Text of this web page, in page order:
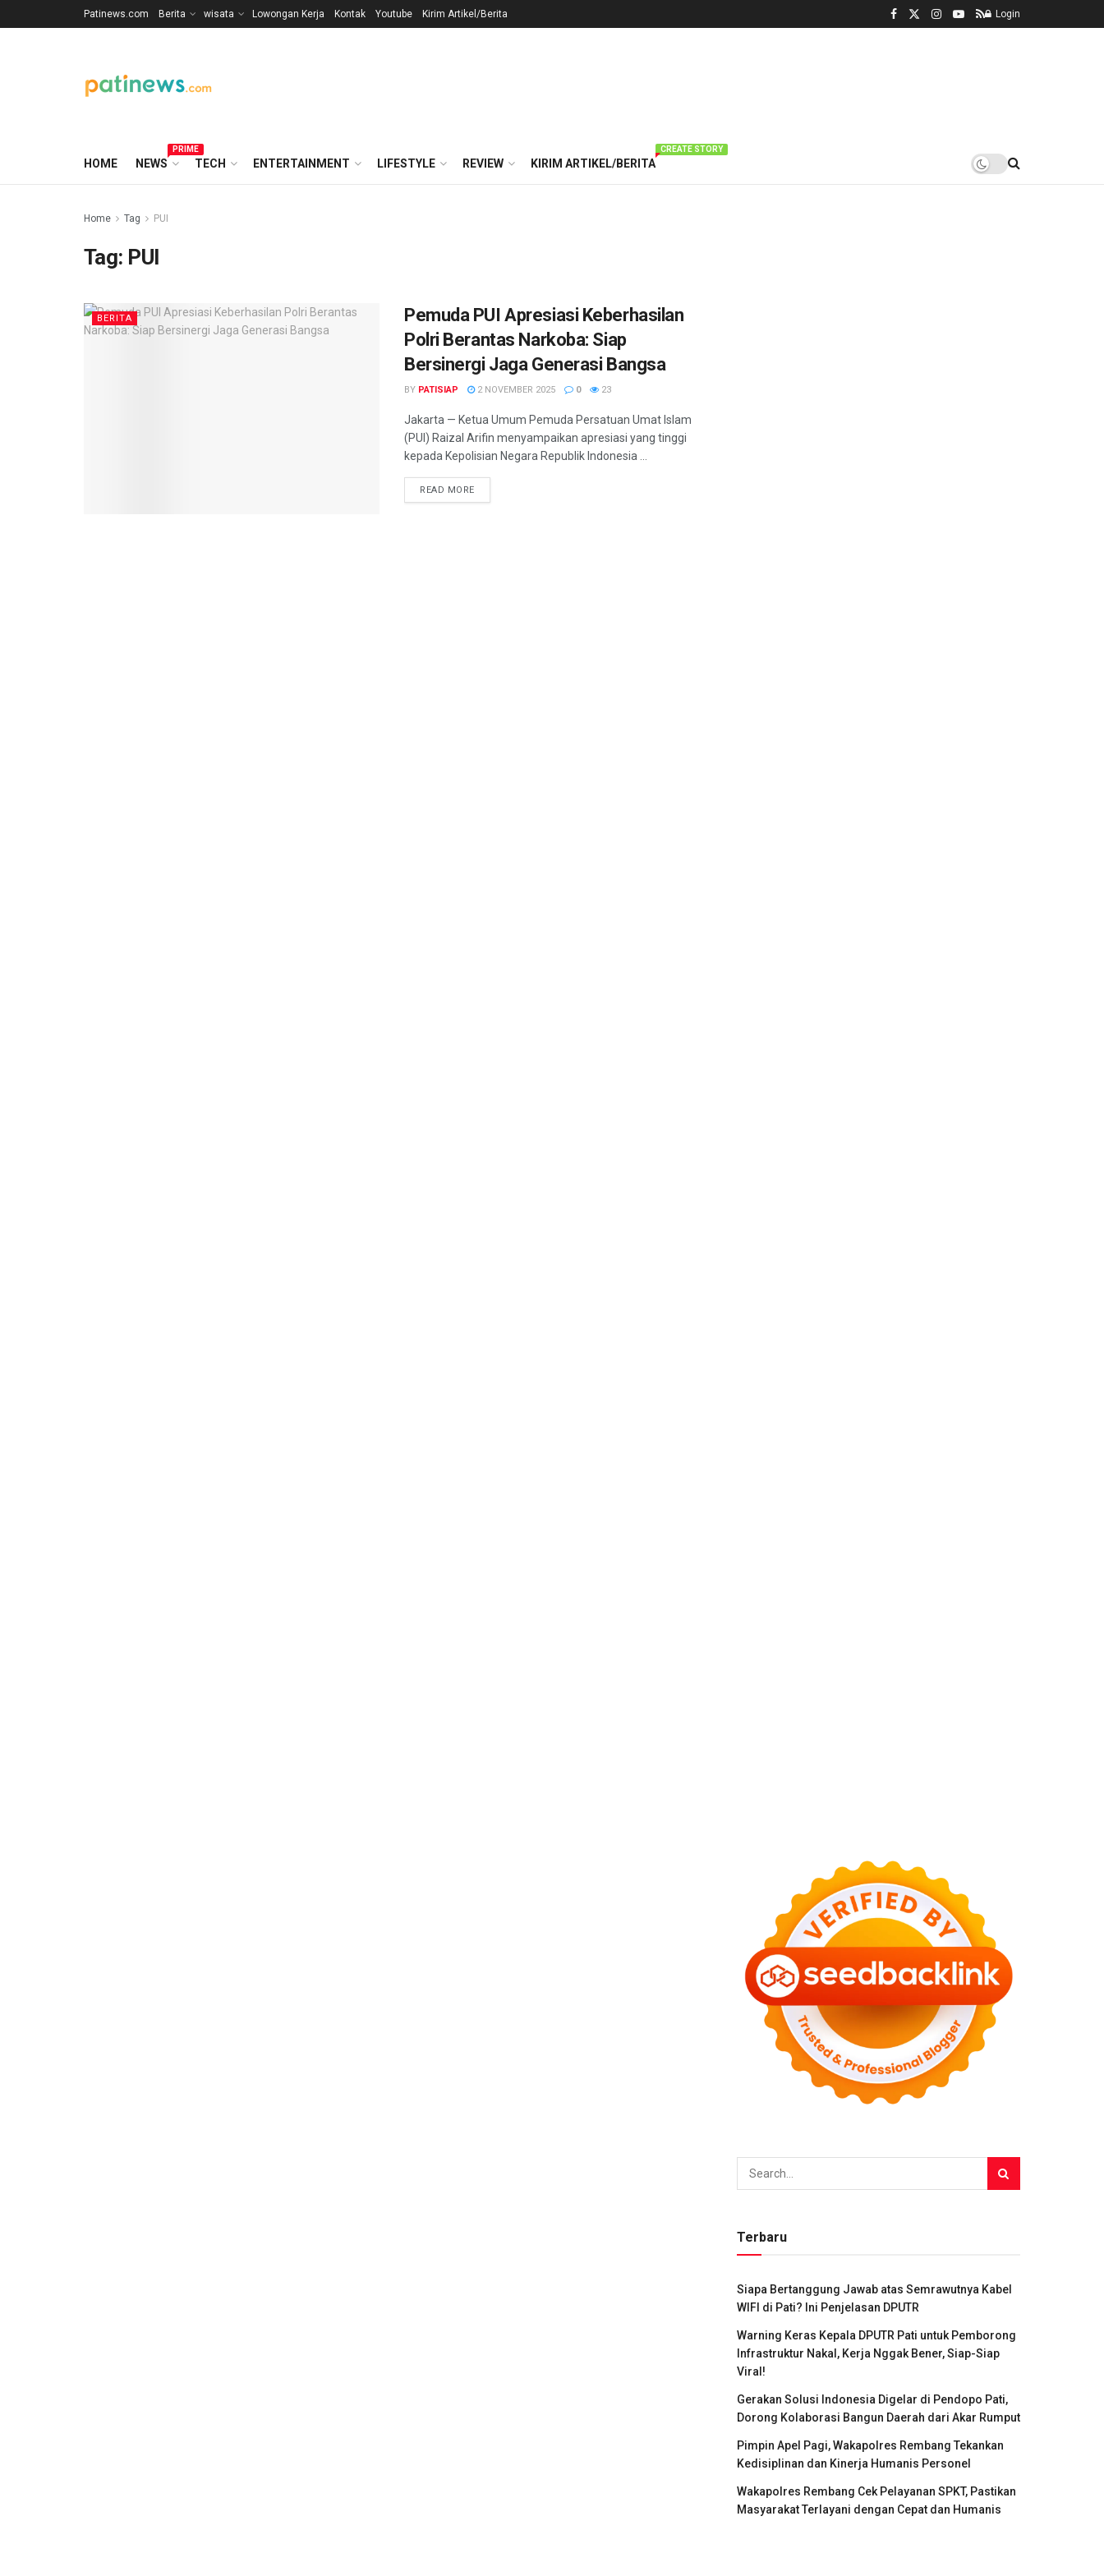
Patinews.com Berita wisata Lowongan Kerja Kontak Youtube Kirim Artikel/Berita Login
HOME NEWS
PRIME
TECH ENTERTAINMENT LIFESTYLE REVIEW KIRIM ARTIKEL/BERITA
CREATE STORY
Home Tag PUI
Tag: PUI
BERITA
Pemuda PUI Apresiasi Keberhasilan
Polri Berantas Narkoba: Siap
Bersinergi Jaga Generasi Bangsa
BY PATISIAP 2 NOVEMBER 2025 0 23
Jakarta — Ketua Umum Pemuda Persatuan Umat Islam
(PUI) Raizal Arifin menyampaikan apresiasi yang tinggi
kepada Kepolisian Negara Republik Indonesia ...
READ MOREDETAILS
Terbaru
Siapa Bertanggung Jawab atas Semrawutnya Kabel
WIFI di Pati? Ini Penjelasan DPUTR
Warning Keras Kepala DPUTR Pati untuk Pemborong
Infrastruktur Nakal, Kerja Nggak Bener, Siap-Siap
Viral!
Gerakan Solusi Indonesia Digelar di Pendopo Pati,
Dorong Kolaborasi Bangun Daerah dari Akar Rumput
Pimpin Apel Pagi, Wakapolres Rembang Tekankan
Kedisiplinan dan Kinerja Humanis Personel
Wakapolres Rembang Cek Pelayanan SPKT, Pastikan
Masyarakat Terlayani dengan Cepat dan Humanis